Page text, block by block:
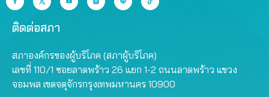
ติดต่อสภา
สภาองค์กรของผู้บริโภค (สภาผู้บริโภค)
เลขที่ 110/1 ซอยลาดพร้าว 26 แยก 1-2 ถนนลาดพร้าว แขวง
จอมพล เขตจตุจักรกรุงเทพมหานคร 10900